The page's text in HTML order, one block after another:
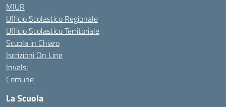
MIUR
Ufficio Scolastico Regionale
Ufficio Scolastico Territoriale
Scuola in Chiaro
Iscrizioni On Line
Invalsi
Comune
La Scuola